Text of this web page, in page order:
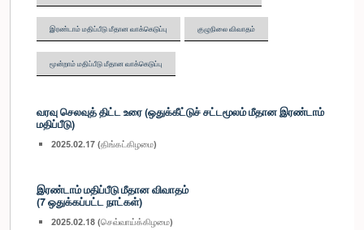
இரண்டாம் மதிப்பீடு மீதான வாக்கெடுப்பு குழுநிலை விவாதம்
மூன்றாம் மதிப்பீடு மீதான வாக்கெடுப்பு
வரவு செலவுத் திட்ட உரை (ஒதுக்கீட்டுச் சட்டமூலம் மீதான இரண்டாம்
மதிப்பீடு)
2025.02.17 (திங்கட்கிழமை)
இரண்டாம் மதிப்பீடு மீதான விவாதம்
(7 ஒதுக்கப்பட்ட நாட்கள்)
2025.02.18 (செவ்வாய்க்கிழமை)